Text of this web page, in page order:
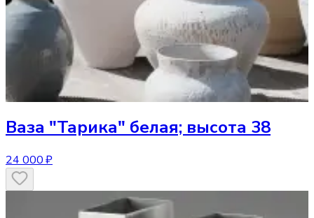
Ваза "Тарика" белая; высота 38
24 000 ₽